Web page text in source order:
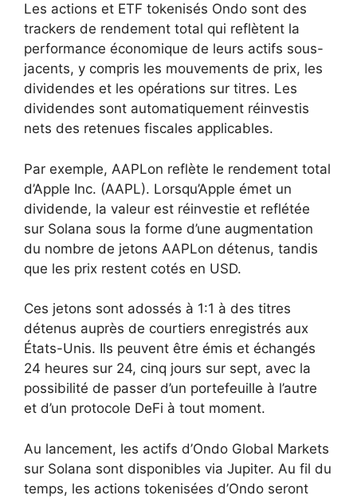
Les actions et ETF tokenisés Ondo sont des
trackers de rendement total qui reflètent la
performance économique de leurs actifs sous-
jacents, y compris les mouvements de prix, les
dividendes et les opérations sur titres. Les
dividendes sont automatiquement réinvestis
nets des retenues fiscales applicables.
Par exemple, AAPLon reflète le rendement total
d’Apple Inc. (AAPL). Lorsqu’Apple émet un
dividende, la valeur est réinvestie et reflétée
sur Solana sous la forme d’une augmentation
du nombre de jetons AAPLon détenus, tandis
que les prix restent cotés en USD.
Ces jetons sont adossés à 1:1 à des titres
détenus auprès de courtiers enregistrés aux
États-Unis. Ils peuvent être émis et échangés
24 heures sur 24, cinq jours sur sept, avec la
possibilité de passer d’un portefeuille à l’autre
et d’un protocole DeFi à tout moment.
Au lancement, les actifs d’Ondo Global Markets
sur Solana sont disponibles via Jupiter. Au fil du
temps, les actions tokenisées d’Ondo seront